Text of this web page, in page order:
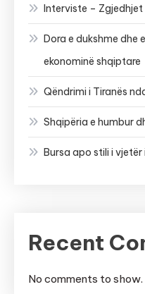
Interviste – Zgjedhjet
Dora e dukshme dhe
ekonominë shqiptare
Qëndrimi i Tiranës
Shqipëria e humbur
Bursa apo stili i vjetër
Recent
No comments to show.